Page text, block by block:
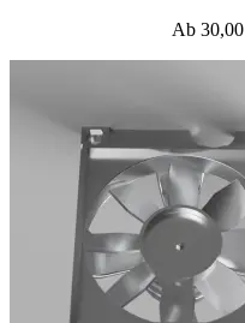
Ab 30,00